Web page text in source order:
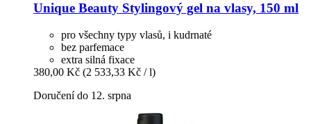
Unique Beauty Stylingový gel na vlasy, 150 ml
pro všechny typy vlasů, i kudrnaté
bez parfemace
extra silná fixace
380,00 Kč (2 533,33 Kč / l)
Doručení do 12. srpna